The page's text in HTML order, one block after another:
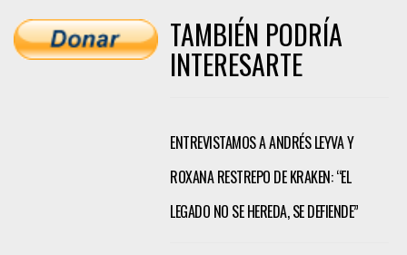
TAMBIÉN PODRÍA
INTERESARTE
ENTREVISTAMOS A ANDRÉS LEYVA Y
ROXANA RESTREPO DE KRAKEN: “EL
LEGADO NO SE HEREDA, SE DEFIENDE”